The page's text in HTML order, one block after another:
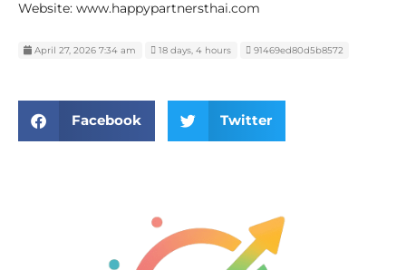
Website: www.happypartnersthai.com
April 27, 2026 7:34 am 18 days, 4 hours 91469ed80d5b8572
Facebook Twitter